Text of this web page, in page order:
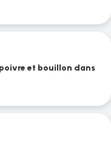
et bouillon dans